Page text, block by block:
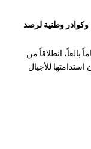
وكوادر وطنية لرصد
بالغاً، انطلاقاً من
للأجيال